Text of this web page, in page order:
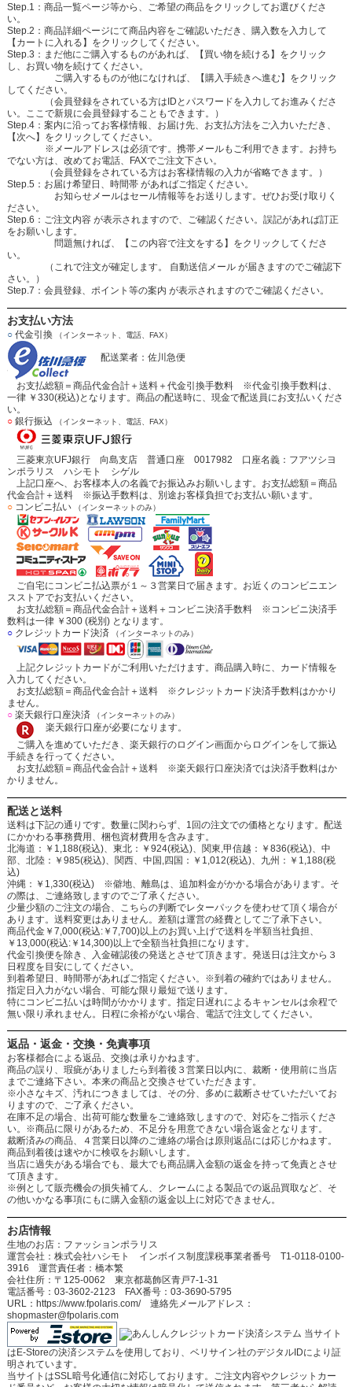
Step.1：商品一覧ページ等から、ご希望の商品をクリックしてお選びくださ
い。
Step.2：商品詳細ページにて商品内容をご確認いただき、購入数を入力して
【カートに入れる】をクリックしてください。
Step.3：まだ他にご購入するものがあれば、【買い物を続ける】をクリック
し、お買い物を続けてください。
ご購入するものが他になければ、【購入手続きへ進む】をクリック
してください。
（会員登録をされている方はIDとパスワードを入力してお進みくださ
い。ここで新規に会員登録することもできます。）
Step.4：案内に沿ってお客様情報、お届け先、お支払方法をご入力いただき、
【次へ】をクリックしてください。
※メールアドレスは必須です。携帯メールもご利用できます。お持ち
でない方は、改めてお電話、FAXでご注文下さい。
（会員登録をされている方はお客様情報の入力が省略できます。）
Step.5：お届け希望日、時間帯 があればご指定ください。
お知らせメールはセール情報等をお送りします。ぜひお受け取りく
ださい。
Step.6：ご注文内容 が表示されますので、ご確認ください。誤記があれば訂正
をお願いします。
問題無ければ、【この内容で注文をする】をクリックしてくださ
い。
（これで注文が確定します。 自動送信メール が届きますのでご確認下
さい。）
Step.7：会員登録、ポイント等の案内 が表示されますのでご確認ください。
お支払い方法
○代金引換 （インターネット、電話、FAX）
配送業者：佐川急便
お支払総額＝商品代金合計＋送料＋代金引換手数料 ※代金引換手数料は、
一律 ￥330(税込)となります。商品の配送時に、現金で配送員にお支払いくださ
い。
○銀行振込 （インターネット、電話、FAX）
三菱東京UFJ銀行 向島支店 普通口座 0017982 口座名義：フアツシヨ
ンポラリス ハシモト シゲル
上記口座へ、お客様本人の名義でお振込みお願いします。お支払総額＝商品
代金合計＋送料 ※振込手数料は、別途お客様負担でお支払い願います。
○コンビニ払い （インターネットのみ）
ご自宅にコンビニ払込票が１～３営業日で届きます。お近くのコンビニエン
スストアでお支払いください。
お支払総額＝商品代金合計＋送料＋コンビニ決済手数料 ※コンビニ決済手
数料は一律 ￥300 (税別) となります。
○クレジットカード決済 （インターネットのみ）
上記クレジットカードがご利用いただけます。商品購入時に、カード情報を
入力してください。
お支払総額＝商品代金合計＋送料 ※クレジットカード決済手数料はかかり
ません。
○楽天銀行口座決済 （インターネットのみ）
楽天銀行口座が必要になります。
ご購入を進めていただき、楽天銀行のログイン画面からログインをして振込
手続きを行ってください。
お支払総額＝商品代金合計＋送料 ※楽天銀行口座決済では決済手数料はか
かりません。
配送と送料
送料は下記の通りです。数量に関わらず、1回の注文での価格となります。配送
にかかわる事務費用、梱包資材費用を含みます。
北海道：￥1,188(税込)、東北：￥924(税込)、関東,甲信越：￥836(税込)、中
部、北陸：￥985(税込)、関西、中国,四国：￥1,012(税込)、九州：￥1,188(税
込)
沖縄：￥1,330(税込) ※僻地、離島は、追加料金がかかる場合があります。そ
の際は、ご連絡致しますのでご了承ください。
少量少額のご注文の場合、こちらの判断でレターパックを使わせて頂く場合が
あります。送料変更はありません。差額は運営の経費としてご了承下さい。
商品代金￥7,000(税込:￥7,700)以上のお買い上げで送料を半額当社負担、
￥13,000(税込:￥14,300)以上で全額当社負担になります。
代金引換便を除き、入金確認後の発送とさせて頂きます。発送日は注文から３
日程度を目安にしてください。
到着希望日、時間帯があればご指定ください。※到着の確約ではありません。
指定日入力がない場合、可能な限り最短で送ります。
特にコンビニ払いは時間がかかります。指定日遅れによるキャンセルは余程で
無い限り承れません。日程に余裕がない場合、電話で注文してください。
返品・返金・交換・免責事項
お客様都合による返品、交換は承りかねます。
商品の誤り、瑕疵がありましたら到着後３営業日以内に、裁断・使用前に当店
までご連絡下さい。本来の商品と交換させていただきます。
※小さなキズ、汚れにつきましては、その分、多めに裁断させていただいてお
りますので、ご了承ください。
在庫不足の場合、出荷可能な数量をご連絡致しますので、対応をご指示くださ
い。※商品に限りがあるため、不足分を用意できない場合返金となります。
裁断済みの商品、４営業日以降のご連絡の場合は原則返品には応じかねます。
商品到着後は速やかに検収をお願いします。
当店に過失がある場合でも、最大でも商品購入金額の返金を持って免責とさせ
て頂きます。
※例として販売機会の損失補てん、クレームによる製品での返品買取など、そ
の他いかなる事項にもに購入金額の返金以上に対応できません。
お店情報
生地のお店：ファッションポラリス
運営会社：株式会社ハシモト インボイス制度課税事業者番号 T1-0118-0100-
3916 運営責任者：橋本繁
会社住所：〒125-0062 東京都葛飾区青戸7-1-31
電話番号：03-3602-2123 FAX番号：03-3690-5795
URL：https://www.fpolaris.com/ 連絡先メールアドレス：
shopmaster@fpolaris.com
当サイト
はE-Storeの決済システムを使用しており、ベリサイン社のデジタルIDにより証
明されています。
当サイトはSSL暗号化通信に対応しております。ご注文内容やクレジットカー